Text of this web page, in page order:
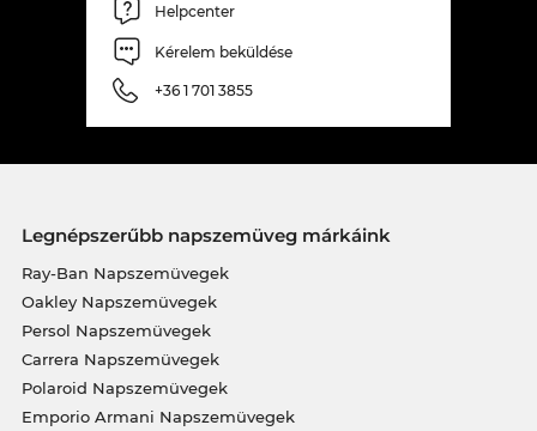
Helpcenter
Kérelem beküldése
+36 1 701 3855
Legnépszerűbb napszemüveg márkáink
Ray-Ban Napszemüvegek
Oakley Napszemüvegek
Persol Napszemüvegek
Carrera Napszemüvegek
Polaroid Napszemüvegek
Emporio Armani Napszemüvegek